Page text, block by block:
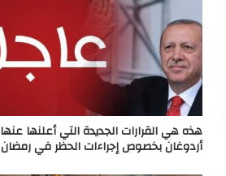
هذه هي القرارات الجديدة التي أعلنها عنها
أردوغان بخصوص إجراءات الحظر في رمضان